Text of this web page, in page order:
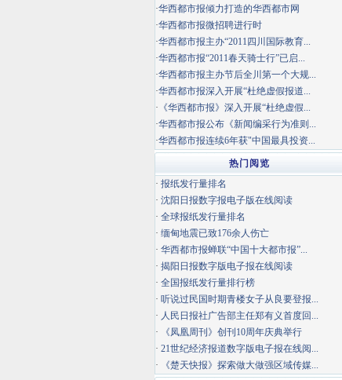
·华西都市报倾力打造的华西都市网
·华西都市报微招聘进行时
·华西都市报主办“2011四川国际教育...
·华西都市报“2011春天骑士行”已启...
·华西都市报主办节后全川第一个大规...
·华西都市报深入开展“杜绝虚假报道...
· 《华西都市报》深入开展“杜绝虚假...
·华西都市报公布《新闻编采行为准则...
·华西都市报连续6年获"中国最具投资...
热门阅览
· 报纸发行量排名
· 沈阳日报数字报电子版在线阅读
· 全球报纸发行量排名
· 缅甸地震已致176余人伤亡
· 华西都市报蝉联“中国十大都市报”...
· 揭阳日报数字版电子报在线阅读
· 全国报纸发行量排行榜
· 听说过民国时期青楼女子从良要登报...
· 人民日报社广告部主任郑有义首度回...
·
《凤凰周刊》创刊10周年庆典举行
· 21世纪经济报道数字版电子报在线阅...
·
《楚天快报》探索做大做强区域传媒...